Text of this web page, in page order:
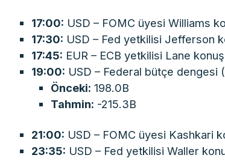
17:00: USD – FOMC üyesi Williams
17:30: USD – Fed yetkilisi Jefferson
17:45: EUR – ECB yetkilisi Lane
19:00: USD – Federal bütçe
Önceki: 198.0B
Tahmin: -215.3B
21:00: USD – FOMC üyesi Kashkari
23:35: USD – Fed yetkilisi Waller